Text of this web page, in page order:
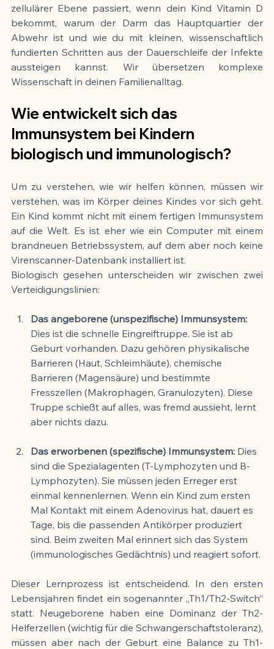
zellulärer Ebene passiert, wenn dein Kind Vitamin D
bekommt, warum der Darm das Hauptquartier der
Abwehr ist und wie du mit kleinen, wissenschaftlich
fundierten Schritten aus der Dauerschleife der Infekte
aussteigen kannst. Wir übersetzen komplexe
Wissenschaft in deinen Familienalltag.
Wie entwickelt sich das
Immunsystem bei Kindern
biologisch und immunologisch?
Um zu verstehen, wie wir helfen können, müssen wir
verstehen, was im Körper deines Kindes vor sich geht.
Ein Kind kommt nicht mit einem fertigen Immunsystem
auf die Welt. Es ist eher wie ein Computer mit einem
brandneuen Betriebssystem, auf dem aber noch keine
Virenscanner-Datenbank installiert ist.
Biologisch gesehen unterscheiden wir zwischen zwei
Verteidigungslinien:
Das angeborene (unspezifische) Immunsystem:
Dies ist die schnelle Eingreiftruppe. Sie ist ab
Geburt vorhanden. Dazu gehören physikalische
Barrieren (Haut, Schleimhäute), chemische
Barrieren (Magensäure) und bestimmte
Fresszellen (Makrophagen, Granulozyten). Diese
Truppe schießt auf alles, was fremd aussieht, lernt
aber nichts dazu.
Das erworbenen (spezifische) Immunsystem: Dies
sind die Spezialagenten (T-Lymphozyten und B-
Lymphozyten). Sie müssen jeden Erreger erst
einmal kennenlernen. Wenn ein Kind zum ersten
Mal Kontakt mit einem Adenovirus hat, dauert es
Tage, bis die passenden Antikörper produziert
sind. Beim zweiten Mal erinnert sich das System
(immunologisches Gedächtnis) und reagiert sofort.
Dieser Lernprozess ist entscheidend. In den ersten
Lebensjahren findet ein sogenannter „Th1/Th2-Switch“
statt. Neugeborene haben eine Dominanz der Th2-
Helferzellen (wichtig für die Schwangerschaftstoleranz),
müssen aber nach der Geburt eine Balance zu Th1-